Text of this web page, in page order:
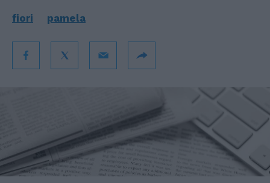
fiori pamela